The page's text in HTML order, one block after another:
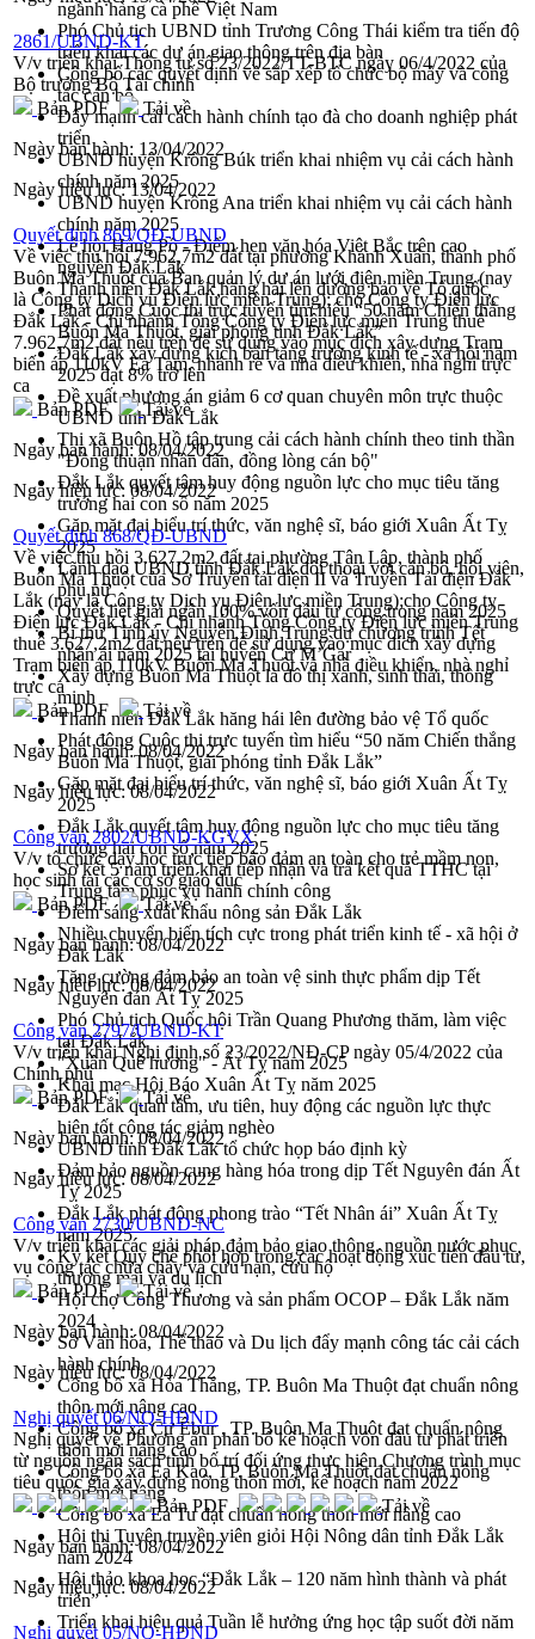
ngành hàng cà phê Việt Nam
Phó Chủ tịch UBND tỉnh Trương Công Thái kiểm tra tiến độ
triển khai các dự án giao thông trên địa bàn
Công bố các quyết định về sắp xếp tổ chức bộ máy và công
tác cán bộ
Đẩy mạnh cải cách hành chính tạo đà cho doanh nghiệp phát
triển
UBND huyện Krông Búk triển khai nhiệm vụ cải cách hành
chính năm 2025
UBND huyện Krông Ana triển khai nhiệm vụ cải cách hành
chính năm 2025
Lễ hội Hảng Pồ - Điểm hẹn văn hóa Việt Bắc trên cao
nguyên Đắk Lắk
Thanh niên Đắk Lắk hăng hái lên đường bảo vệ Tổ quốc
Phát động Cuộc thi trực tuyến tìm hiểu “50 năm Chiến thắng
Buôn Ma Thuột, giải phóng tỉnh Đắk Lắk”
Đắk Lắk xây dựng kịch bản tăng trưởng kinh tế - xã hội năm
2025 đạt 8% trở lên
Đề xuất phương án giảm 6 cơ quan chuyên môn trực thuộc
UBND tỉnh Đắk Lắk
Thị xã Buôn Hồ tập trung cải cách hành chính theo tinh thần
"Đồng thuận nhân dân, đồng lòng cán bộ"
Đắk Lắk quyết tâm huy động nguồn lực cho mục tiêu tăng
trưởng hai con số năm 2025
Gặp mặt đại biểu trí thức, văn nghệ sĩ, báo giới Xuân Ất Tỵ
2025
Lãnh đạo UBND tỉnh Đắk Lắk đối thoại với cán bộ, hội viên,
phụ nữ
Quyết liệt giải ngân 100% vốn đầu tư công trong năm 2025
Bí thư Tỉnh ủy Nguyễn Đình Trung dự chương trình Tết
nhân ái năm 2025 tại huyện Cư M’Gar
Xây dựng Buôn Ma Thuột là đô thị xanh, sinh thái, thông
minh
Thanh niên Đắk Lắk hăng hái lên đường bảo vệ Tổ quốc
Phát động Cuộc thi trực tuyến tìm hiểu “50 năm Chiến thắng
Buôn Ma Thuột, giải phóng tỉnh Đắk Lắk”
Gặp mặt đại biểu trí thức, văn nghệ sĩ, báo giới Xuân Ất Tỵ
2025
Đắk Lắk quyết tâm huy động nguồn lực cho mục tiêu tăng
trưởng hai con số năm 2025
Sơ kết 5 năm triển khai tiếp nhận và trả kết quả TTHC tại
Trung tâm phục vụ hành chính công
Điểm sáng xuất khẩu nông sản Đắk Lắk
Nhiều chuyển biến tích cực trong phát triển kinh tế - xã hội ở
Đắk Lắk
Tăng cường đảm bảo an toàn vệ sinh thực phẩm dịp Tết
Nguyên đán Ất Tỵ 2025
Phó Chủ tịch Quốc hội Trần Quang Phương thăm, làm việc
tại Đắk Lắk
"Xuân Quê hương" - Ất Tỵ năm 2025
Khai mạc Hội Báo Xuân Ất Tỵ năm 2025
Đắk Lắk quan tâm, ưu tiên, huy động các nguồn lực thực
hiện tốt công tác giảm nghèo
UBND tỉnh Đắk Lắk tổ chức họp báo định kỳ
Đảm bảo nguồn cung hàng hóa trong dịp Tết Nguyên đán Ất
Tỵ 2025
Đắk Lắk phát động phong trào “Tết Nhân ái” Xuân Ất Tỵ
năm 2025
Ký kết Quy chế phối hợp trong các hoạt động xúc tiến đầu tư,
thương mại và du lịch
Hội chợ Công Thương và sản phẩm OCOP – Đắk Lắk năm
2024
Sở Văn hóa, Thể thao và Du lịch đẩy mạnh công tác cải cách
hành chính
Công bố xã Hòa Thắng, TP. Buôn Ma Thuột đạt chuẩn nông
thôn mới nâng cao
Công bố xã Cư Êbur , TP. Buôn Ma Thuột đạt chuẩn nông
thôn mới nâng cao
Công bố xã Ea Kao, TP. Buôn Ma Thuột đạt chuẩn nông
thôn mới nâng
Công bố xã Ea Tu đạt chuẩn nông thôn mới nâng cao
Hội thi Tuyên truyền viên giỏi Hội Nông dân tỉnh Đắk Lắk
năm 2024
Hội thảo khoa học “Đắk Lắk – 120 năm hình thành và phát
triển”
Triển khai hiệu quả Tuần lễ hưởng ứng học tập suốt đời năm
2861/UBND-KT
V/v triển khai Thông tư số 23/2022/TT-BTC ngày 06/4/2022 của
Bộ trưởng Bộ Tài chính
Bản PDF
Tải về
Ngày ban hành: 13/04/2022
Ngày hiệu lực:13/04/2022
Quyết định 869/QĐ-UBND
Về việc thu hồi 7.962,7m2 đất tại phường Khánh Xuân, thành phố
Buôn Ma Thuột của Ban quản lý dự án lưới điện miền Trung (nay
là Công ty Dịch vụ Điện lực miền Trung); cho Công ty Điện lực
Đắk Lắk - Chi nhánh Tổng Công ty Điện lực miền Trung thuê
7.962,7m2 đất nêu trên để sử dụng vào mục đích xây dựng Trạm
biến áp 110kV Ea Tam, nhánh rẽ và nhà điều khiển, nhà nghỉ trực
ca
Bản PDF
Tải về
Ngày ban hành:08/04/2022
Ngày hiệu lực: 08/04/2022
Quyết định 868/QĐ-UBND
Về việc thu hồi 3.627,2m2 đất tại phường Tân Lập, thành phố
Buôn Ma Thuột của Sở Truyền tải điện II và Truyền Tải điện Đắk
Lắk (nay là Công ty Dịch vụ Điện lực miền Trung);cho Công ty
Điện lực Đắk Lắk - Chi nhánh Tổng Công ty Điện lực miền Trung
thuê 3.627,2m2 đất nêu trên để sử dụng vào mục đích xây dựng
Trạm biến áp 110kV Buôn Ma Thuột và nhà điều khiển, nhà nghỉ
trực ca
Bản PDF
Tải về
Ngày ban hành:08/04/2022
Ngày hiệu lực:08/04/2022
Công văn 2802/UBND-KGVX
V/v tổ chức dạy học trực tiếp bảo đảm an toàn cho trẻ mầm non,
học sinh tại các cơ sở giáo dục
Bản PDF
Tải về
Ngày ban hành:08/04/2022
Ngày hiệu lực:08/04/2022
Công văn 2797/UBND-KT
V/v triển khai Nghị định số 23/2022/NĐ-CP ngày 05/4/2022 của
Chính phủ
Bản PDF
Tải về
Ngày ban hành:08/04/2022
Ngày hiệu lực:08/04/2022
Công văn 2730/UBND-NC
V/v triển khai các giải pháp đảm bảo giao thông, nguồn nước phục
vụ công tác chữa cháy và cứu nạn, cứu hộ
Bản PDF
Tải về
Ngày ban hành:08/04/2022
Ngày hiệu lực:08/04/2022
Nghị quyết 06/NQ-HĐND
Nghị quyết về Phương án phân bổ kế hoạch vốn đầu tư phát triển
từ nguồn ngân sách tỉnh bố trí đối ứng thực hiện Chương trình mục
tiêu quốc gia xây dựng nông thôn mới, kế hoạch năm 2022
Bản PDF
Tải về
Ngày ban hành:08/04/2022
Ngày hiệu lực:08/04/2022
Nghị quyết 05/NQ-HĐND